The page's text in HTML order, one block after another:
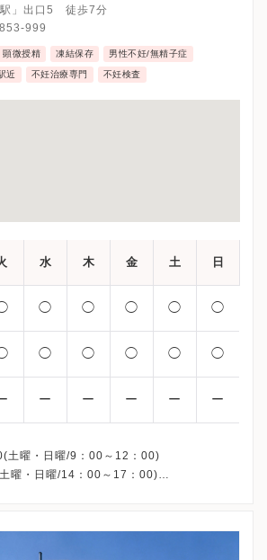
駅」出口5 徒歩7分
999
顕微授精 凍結保存 男性不妊/無精子症
近 不妊治療専門 不妊検査
水 木 金 土 日
◯ ◯ ◯ ◯ ◯
◯ ◯ ◯ ◯ ◯
ー ー ー ー ー
土曜・日曜/9：00～12：00)
曜・日曜/14：00～17：00)